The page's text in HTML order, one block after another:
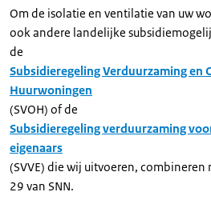
Om de isolatie en ventilatie van uw
ook andere landelijke
de
Subsidieregeling Verduurzaming en
Huurwoningen
(SVOH) of de
Subsidieregeling verduurzaming
eigenaars
(SVVE) die wij uitvoeren, combineren
29 van SNN.